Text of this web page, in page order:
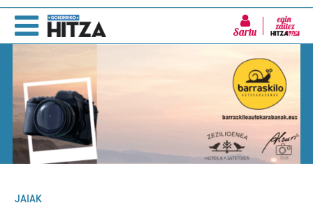
Sartu
JAIAK